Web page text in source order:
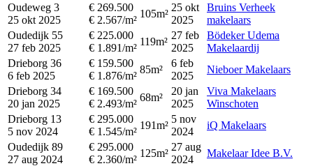
Oudeweg 3
25 okt 2025
€ 269.500
€ 2.567/m²
105m²
25 okt
2025
Bruins Verheek
makelaars
Oudedijk 55
27 feb 2025
€ 225.000
€ 1.891/m²
119m²
27 feb
2025
Bödeker Udema
Makelaardij
Drieborg 36
6 feb 2025
€ 159.500
€ 1.876/m²
85m²
6 feb
2025
Nieboer Makelaars
Drieborg 34
20 jan 2025
€ 169.500
€ 2.493/m²
68m²
20 jan
2025
Viva Makelaars
Winschoten
Drieborg 13
5 nov 2024
€ 295.000
€ 1.545/m²
191m²
5 nov
2024
iQ Makelaars
Oudedijk 89
27 aug 2024
€ 295.000
€ 2.360/m²
125m²
27 aug
2024
Makelaar Idee B.V.